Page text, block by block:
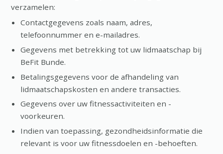
verzamelen:
Contactgegevens zoals naam, adres,
telefoonnummer en e-mailadres.
Gegevens met betrekking tot uw lidmaatschap bij
BeFit Bunde.
Betalingsgegevens voor de afhandeling van
lidmaatschapskosten en andere transacties.
Gegevens over uw fitnessactiviteiten en -
voorkeuren.
Indien van toepassing, gezondheidsinformatie die
relevant is voor uw fitnessdoelen en -behoeften.